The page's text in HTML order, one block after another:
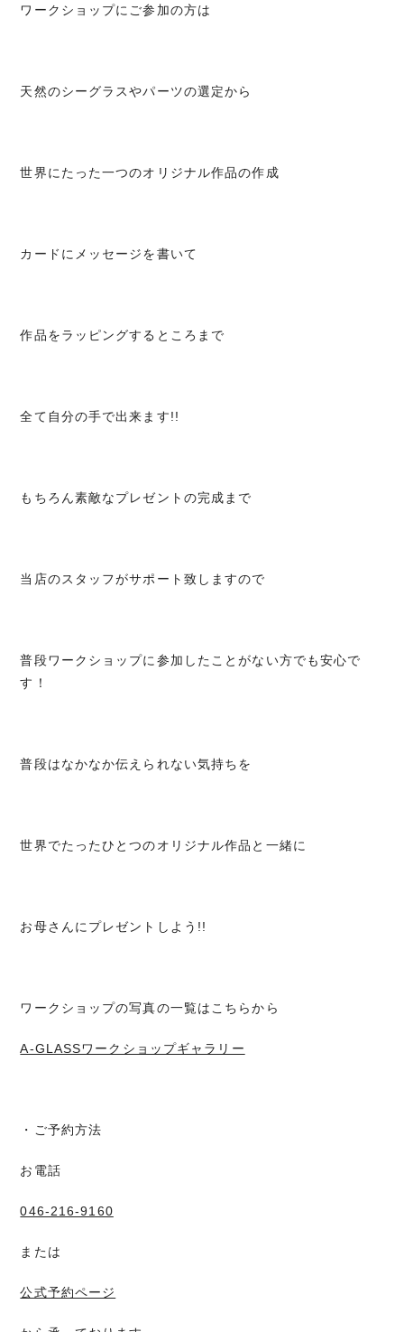
ワークショップにご参加の方は
天然のシーグラスやパーツの選定から
世界にたった一つのオリジナル作品の作成
カードにメッセージを書いて
作品をラッピングするところまで
全て自分の手で出来ます!!
もちろん素敵なプレゼントの完成まで
当店のスタッフがサポート致しますので
普段ワークショップに参加したことがない方でも安心で
す！
普段はなかなか伝えられない気持ちを
世界でたったひとつのオリジナル作品と一緒に
お母さんにプレゼントしよう!!
ワークショップの写真の一覧はこちらから
A-GLASSワークショップギャラリー
・ご予約方法
お電話
046-216-9160
または
公式予約ページ